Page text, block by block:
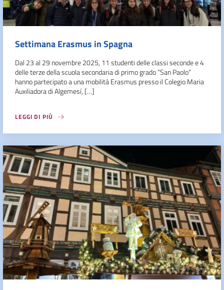
Settimana Erasmus in Spagna
Dal 23 al 29 novembre 2025, 11 studenti delle classi seconde e 4
delle terze della scuola secondaria di primo grado “San Paolo”
hanno partecipato a una mobilità Erasmus presso il Colegio Maria
Auxiliadora di Algemesí, […]
LEGGI DI PIÙ